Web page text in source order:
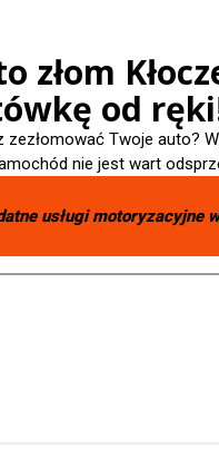
złom
od
zezłomować Twoje auto?
nie jest wart
usługi motoryzacyjne